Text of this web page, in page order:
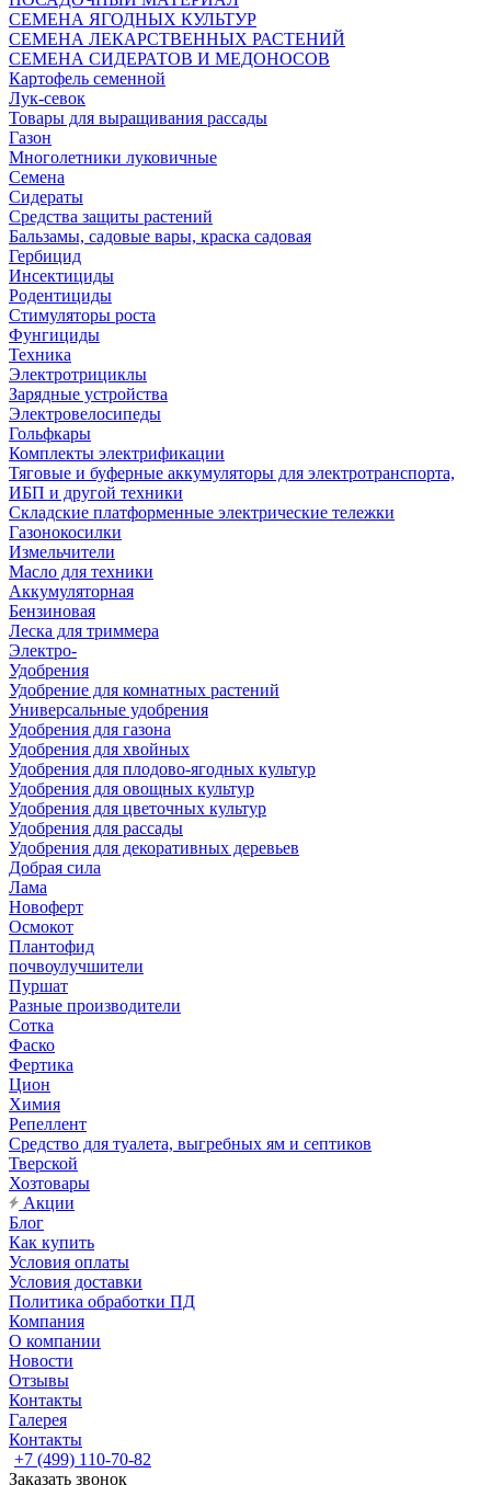
СЕМЕНА ЯГОДНЫХ КУЛЬТУР
СЕМЕНА ЛЕКАРСТВЕННЫХ РАСТЕНИЙ
СЕМЕНА СИДЕРАТОВ И МЕДОНОСОВ
Картофель семенной
Лук-севок
Товары для выращивания рассады
Газон
Многолетники луковичные
Семена
Сидераты
Средства защиты растений
Бальзамы, садовые вары, краска садовая
Гербицид
Инсектициды
Родентициды
Стимуляторы роста
Фунгициды
Техника
Электротрициклы
Зарядные устройства
Электровелосипеды
Гольфкары
Комплекты электрификации
Тяговые и буферные аккумуляторы для электротранспорта,
ИБП и другой техники
Складские платформенные электрические тележки
Газонокосилки
Измельчители
Масло для техники
Аккумуляторная
Бензиновая
Леска для триммера
Электро-
Удобрения
Удобрение для комнатных растений
Универсальные удобрения
Удобрения для газона
Удобрения для хвойных
Удобрения для плодово-ягодных культур
Удобрения для овощных культур
Удобрения для цветочных культур
Удобрения для рассады
Удобрения для декоративных деревьев
Добрая сила
Лама
Новоферт
Осмокот
Плантофид
почвоулучшители
Пуршат
Разные производители
Сотка
Фаско
Фертика
Цион
Химия
Репеллент
Средство для туалета, выгребных ям и септиков
Тверской
Хозтовары
Акции
Блог
Как купить
Условия оплаты
Условия доставки
Политика обработки ПД
Компания
О компании
Новости
Отзывы
Контакты
Галерея
Контакты
+7 (499) 110-70-82
Заказать звонок